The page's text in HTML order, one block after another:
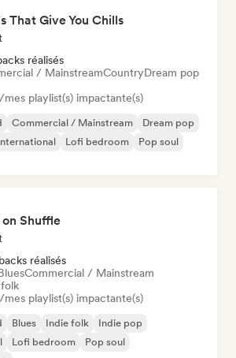
That Give You Chills
réalisés
/ MainstreamCountryDream pop
playlist(s) impactante(s)
Commercial / Mainstream
Dream pop
Lofi bedroom
Pop soul
on Shuffle
réalisés
Commercial / Mainstream
playlist(s) impactante(s)
Blues Indie folk
Indie pop
Lofi bedroom
Pop soul